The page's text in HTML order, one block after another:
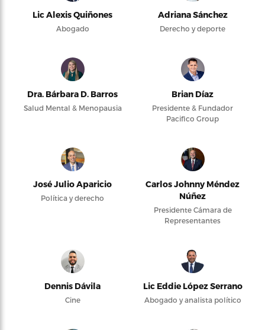
Lic Alexis Quiñones
Abogado
Adriana Sánchez
Derecho y deporte
Dra. Bárbara D. Barros
Salud Mental & Menopausia
Brian Díaz
Presidente & Fundador
Pacifico Group
José Julio Aparicio
Política y derecho
Carlos Johnny Méndez
Núñez
Presidente Cámara de
Representantes
Dennis Dávila
Cine
Lic Eddie López Serrano
Abogado y analista político